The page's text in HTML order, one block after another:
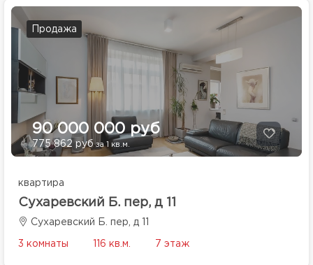
Продажа
90 000 000 руб
775 862 рубза 1 кв.м.
квартира
Сухаревский Б. пер, д 11
Сухаревский Б. пер, д 11
3 комнаты 116 кв.м. 7 этаж